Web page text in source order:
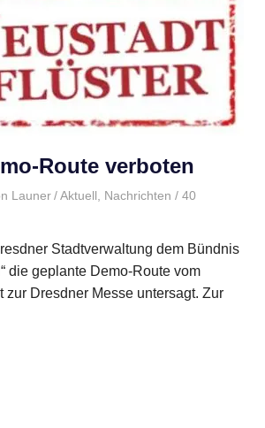
Route verboten
Launer Aktuell, Nachrichten / 40
Stadtverwaltung dem Bündnis
die geplante Demo-Route vom
zur Dresdner Messe untersagt. Zur